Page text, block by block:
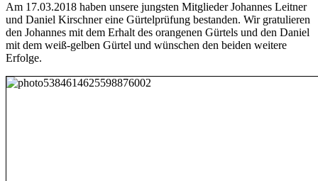
Am 17.03.2018 haben unsere jungsten Mitglieder Johannes Leitner
und Daniel Kirschner eine Gürtelprüfung bestanden. Wir gratulieren
den Johannes mit dem Erhalt des orangenen Gürtels und den Daniel
mit dem weiß-gelben Gürtel und wünschen den beiden weitere
Erfolge.